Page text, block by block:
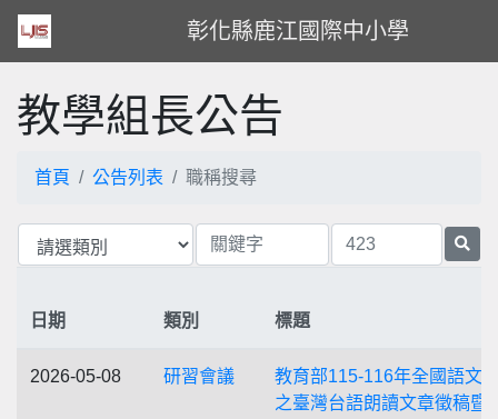
彰化縣鹿江國際中小學
教學組長公告
首頁 公告列表 職稱搜尋
日期 類別 標題
2026-05-08 研習會議
教育部115-116年全國語文
之臺灣台語朗讀文章徵稿暨